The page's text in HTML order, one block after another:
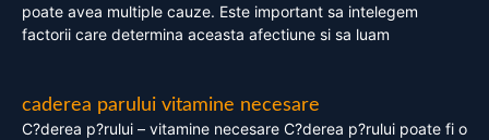
poate avea multiple cauze. Este important sa intelegem
factorii care determina aceasta afectiune si sa luam
caderea parului vitamine necesare
C?derea p?rului – vitamine necesare C?derea p?rului poate fi o